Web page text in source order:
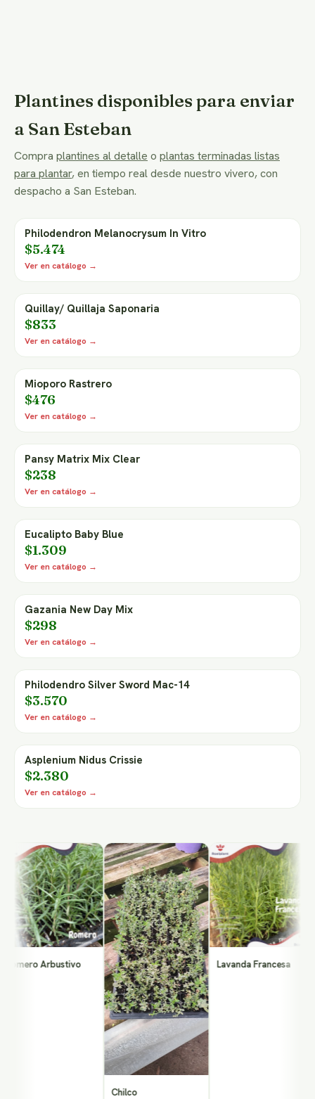
Plantines disponibles para enviar
a San Esteban
Compra plantines al detalle o plantas terminadas listas
para plantar, en tiempo real desde nuestro vivero, con
despacho a San Esteban.
Philodendron Melanocrysum In Vitro
$5.474
Ver en catálogo →
Quillay/ Quillaja Saponaria
$833
Ver en catálogo →
Mioporo Rastrero
$476
Ver en catálogo →
Pansy Matrix Mix Clear
$238
Ver en catálogo →
Eucalipto Baby Blue
$1.309
Ver en catálogo →
Gazania New Day Mix
$298
Ver en catálogo →
Philodendro Silver Sword Mac-14
$3.570
Ver en catálogo →
Asplenium Nidus Crissie
$2.380
Ver en catálogo →
Arbustivo
Chilco
Lavanda Francesa